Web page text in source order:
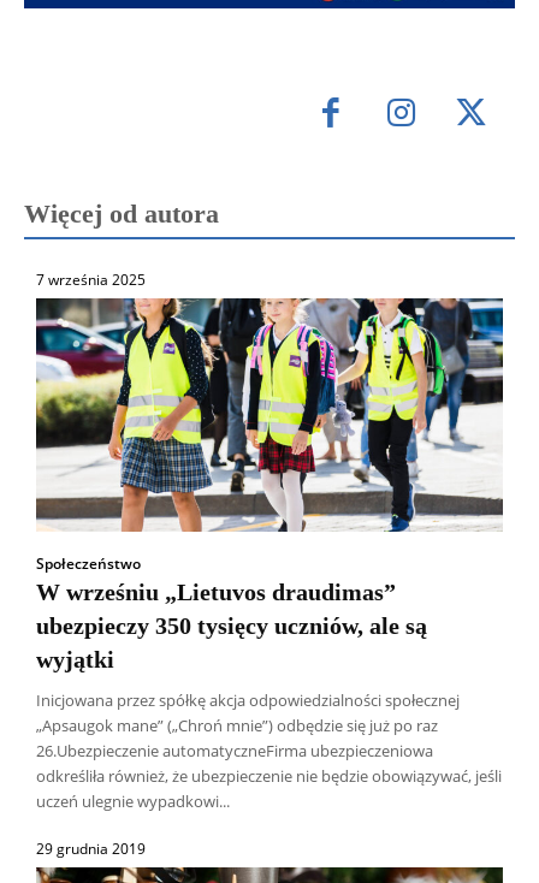
Więcej od autora
7 września 2025
Społeczeństwo
W wrześniu „Lietuvos draudimas”
ubezpieczy 350 tysięcy uczniów, ale są
wyjątki
Inicjowana przez spółkę akcja odpowiedzialności społecznej
„Apsaugok mane” („Chroń mnie”) odbędzie się już po raz
26.Ubezpieczenie automatyczneFirma ubezpieczeniowa
odkreśliła również, że ubezpieczenie nie będzie obowiązywać, jeśli
uczeń ulegnie wypadkowi...
29 grudnia 2019